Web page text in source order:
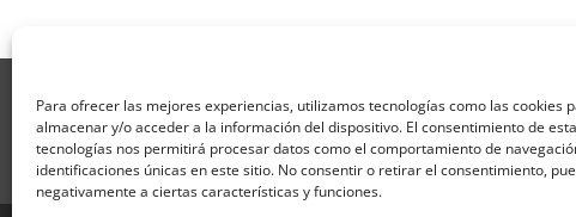
Para ofrecer las mejores experiencias, utilizamos tecnologías como las cookies
almacenar y/o acceder a la información del dispositivo. El consentimiento de
tecnologías nos permitirá procesar datos como el comportamiento de
identificaciones únicas en este sitio. No consentir o retirar el consentimiento,
negativamente a ciertas características y funciones.
Formulario de Datos necesarios para alta
Formulario de responsabilidad de APPCC
Encuesta
Contacto Centros colaboradores